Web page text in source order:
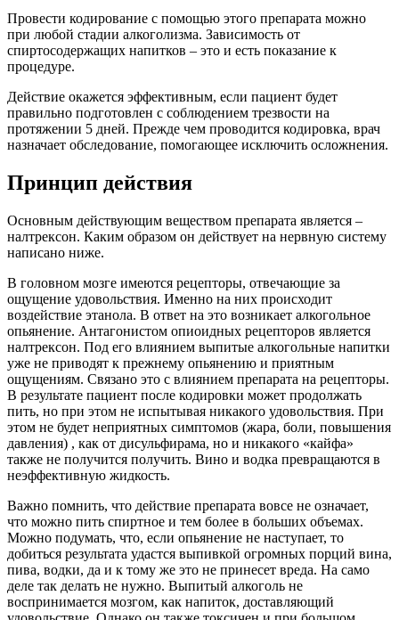
Провести кодирование с помощью этого препарата можно
при любой стадии алкоголизма. Зависимость от
спиртосодержащих напитков – это и есть показание к
процедуре.
Действие окажется эффективным, если пациент будет
правильно подготовлен с соблюдением трезвости на
протяжении 5 дней. Прежде чем проводится кодировка, врач
назначает обследование, помогающее исключить осложнения.
Принцип действия
Основным действующим веществом препарата является –
налтрексон. Каким образом он действует на нервную систему
написано ниже.
В головном мозге имеются рецепторы, отвечающие за
ощущение удовольствия. Именно на них происходит
воздействие этанола. В ответ на это возникает алкогольное
опьянение. Антагонистом опиоидных рецепторов является
налтрексон. Под его влиянием выпитые алкогольные напитки
уже не приводят к прежнему опьянению и приятным
ощущениям. Связано это с влиянием препарата на рецепторы.
В результате пациент после кодировки может продолжать
пить, но при этом не испытывая никакого удовольствия. При
этом не будет неприятных симптомов (жара, боли, повышения
давления) , как от дисульфирама, но и никакого «кайфа»
также не получится получить. Вино и водка превращаются в
неэффективную жидкость.
Важно помнить, что действие препарата вовсе не означает,
что можно пить спиртное и тем более в больших объемах.
Можно подумать, что, если опьянение не наступает, то
добиться результата удастся выпивкой огромных порций вина,
пива, водки, да и к тому же это не принесет вреда. На само
деле так делать не нужно. Выпитый алкоголь не
воспринимается мозгом, как напиток, доставляющий